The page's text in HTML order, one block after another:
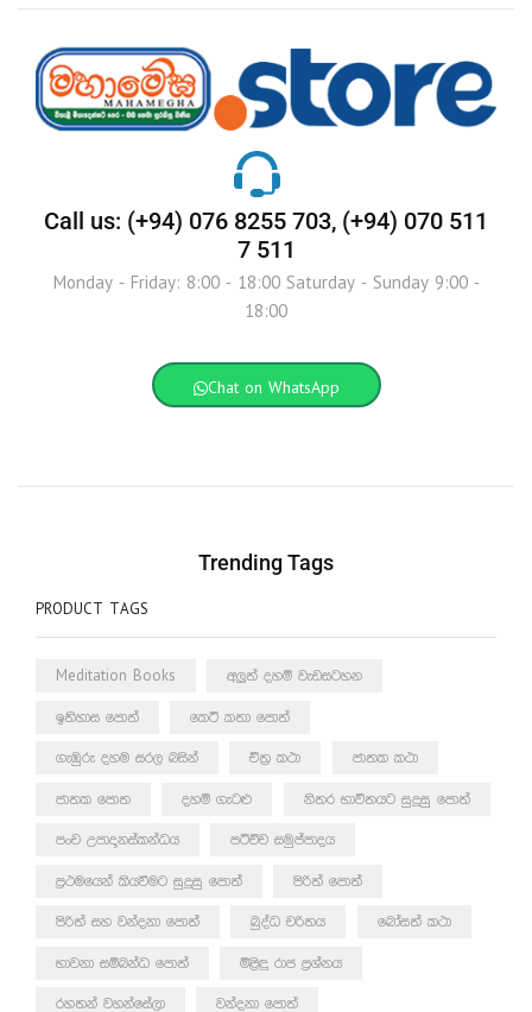
Call us: (+94) 076 8255 703, (+94) 070 511
7 511
Monday - Friday: 8:00 - 18:00 Saturday - Sunday 9:00 -
18:00
Chat on WhatsApp
Trending Tags
PRODUCT TAGS
Meditation Books අලුත් දහම් වැඩසටහන
ඉතිහාස පොත් කෙටි කතා පොත්
ගැඹුරු දහම සරල බසින් චිත්‍ර කථා ජාතක කථා
ජාතක පොත දහම් ගැටළු නිතර භාවිතයට සුදුසු පොත්
පංච උපාදානස්කන්ධය පටිච්ච සමුප්පාදය
ප්‍රථමයෙන් කියවීමට සුදුසු පොත් පිරිත් පොත්
පිරිත් සහ වන්දනා පොත් බුද්ධ චරිතය බෝසත් කථා
භාවනා සම්බන්ධ පොත් මිළිඳු රාජ ප්‍රශ්නය
රහතන් වහන්සේලා වන්දනා පොත්